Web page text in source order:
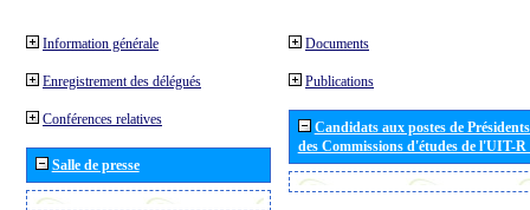
Information générale
Enregistrement des délégués
Conférences relatives
Salle de presse
Documents
Publications
Candidats aux postes de
des Commissions d'études de l'UIT-